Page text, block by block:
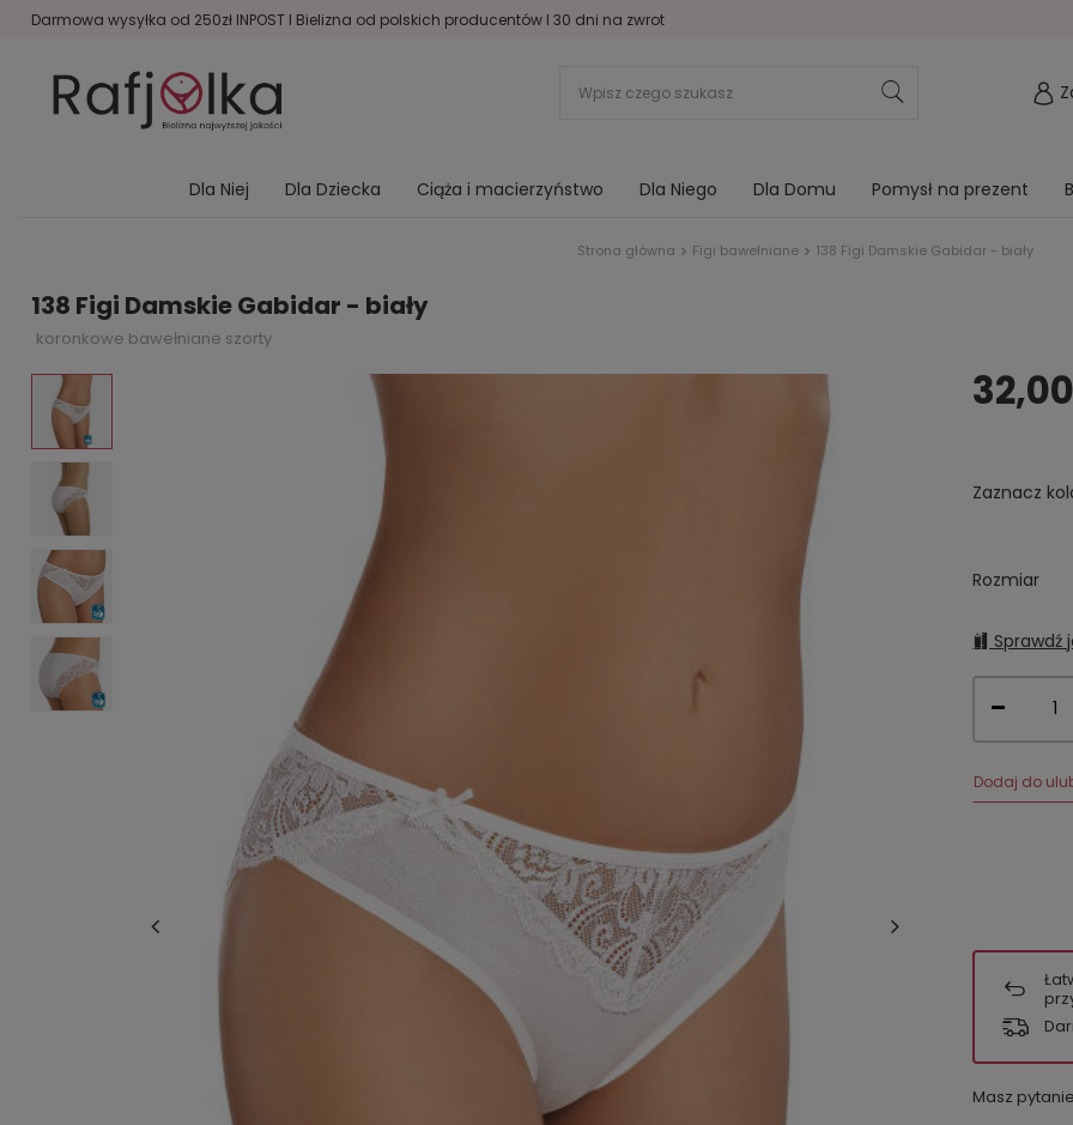
Darmowa wysyłka od 250zł INPOST I Bielizna od polskich producentów I 30 dni na zwrot
Dla Niej Dla Dziecka Ciąża i macierzyństwo Dla Niego Dla Domu Pomysł na prezent
Strona główna Figi bawełniane 138 Figi Damskie Gabidar - biały
138 Figi Damskie Gabidar - biały
koronkowe bawełniane szorty
Zaznacz
Rozmiar
Sprawdź
Dodaj do
Masz